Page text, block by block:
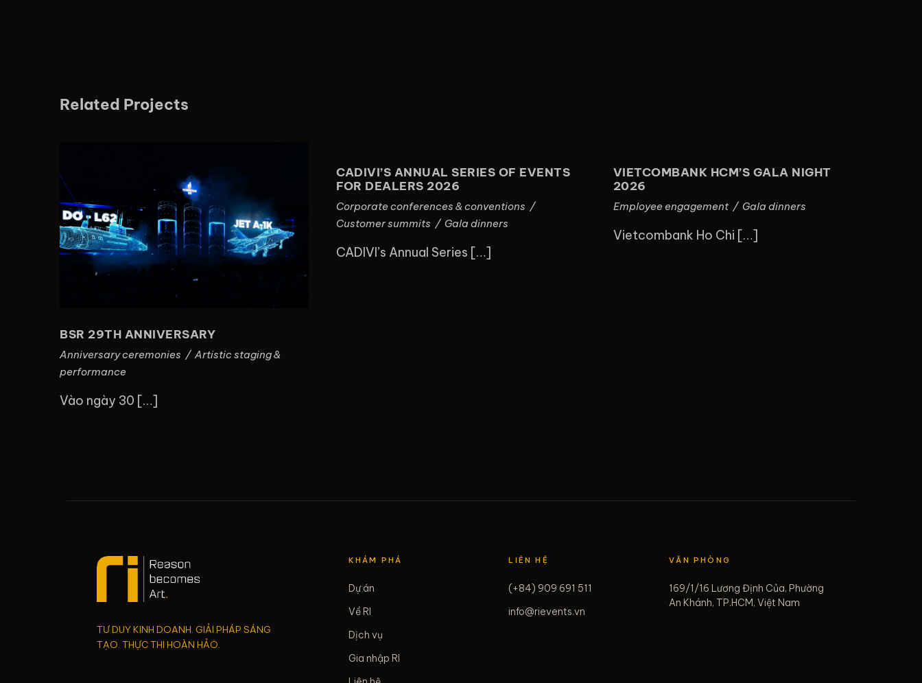
Related Projects
BSR 29TH ANNIVERSARY
BSR 29TH ANNIVERSARY
Anniversary ceremonies / Artistic staging &
performance
Vào ngày 30 […]
EVENTS FOR DEALERS 2026
CADIVI’S ANNUAL SERIES OF EVENTS
FOR DEALERS 2026
Corporate conferences & conventions /
Customer summits / Gala dinners
CADIVI’s Annual Series […]
NIGHT 2026
VIETCOMBANK HCM’S GALA NIGHT
2026
Employee engagement / Gala dinners
Vietcombank Ho Chi […]
TƯ DUY KINH DOANH. GIẢI PHÁP SÁNG
TẠO. THỰC THI HOÀN HẢO.
KHÁM PHÁ
Dự án
Về RI
Dịch vụ
Gia nhập RI
LIÊN HỆ
(+84) 909 691 511
info@rievents.vn
VĂN PHÒNG
169/1/16 Lương Định Của, Phường
An Khánh, TP.HCM, Việt Nam